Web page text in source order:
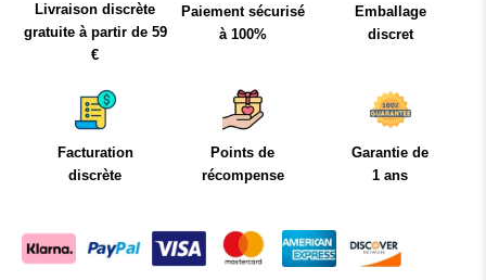
Livraison discrète
gratuite à partir de 59
€
Paiement sécurisé
à 100%
Emballage
discret
Facturation
discrète
Points de
récompense
Garantie de
1 ans